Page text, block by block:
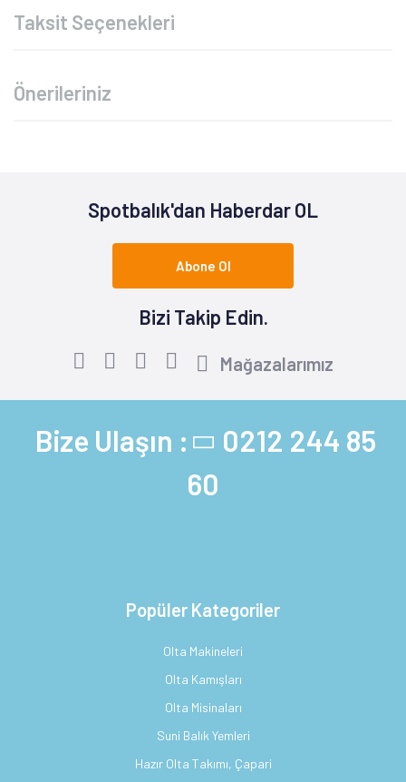
Taksit Seçenekleri
Önerileriniz
Spotbalık'dan Haberdar OL
Abone Ol
Bizi Takip Edin.
Mağazalarımız
Bize Ulaşın : 0212 244 85
60
Popüler Kategoriler
Olta Makineleri
Olta Kamışları
Olta Misinaları
Suni Balık Yemleri
Hazır Olta Takımı, Çapari